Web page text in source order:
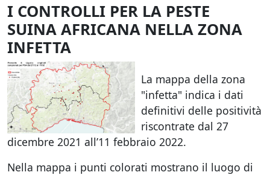
I CONTROLLI PER LA PESTE
SUINA AFRICANA NELLA ZONA
INFETTA
La mappa della zona
"infetta" indica i dati
definitivi delle positività
riscontrate dal 27
dicembre 2021 all’11 febbraio 2022.
Nella mappa i punti colorati mostrano il luogo di